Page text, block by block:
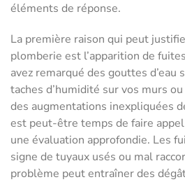
éléments de réponse.
La première raison qui peut
plomberie est l’apparition de
avez remarqué des gouttes d’eau
taches d’humidité sur vos murs
des augmentations inexpliquées
est peut-être temps de faire
une évaluation approfondie. Les
signe de tuyaux usés ou mal
problème peut entraîner des